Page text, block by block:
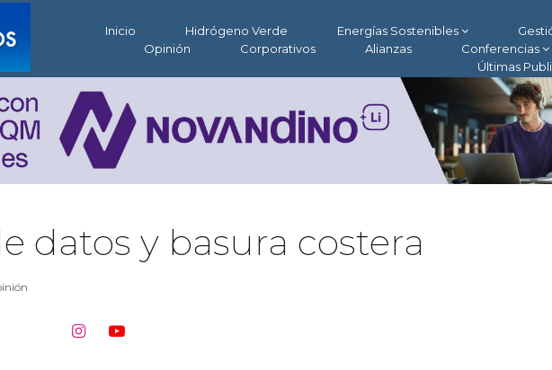
Inicio Hidrógeno Verde Energías Sostenibles
Opinión
Corporativos Alianzas Conferencias
Últimas
datos y basura costera
 